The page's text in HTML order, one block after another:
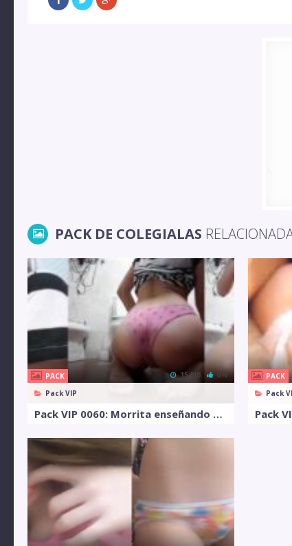
PACK DE COLEGIALAS
PACK
Pack VIP
15 MB 0%
Pack VIP 0060: Morrita enseñando su cola para su novio
PACK
Pack
Pack